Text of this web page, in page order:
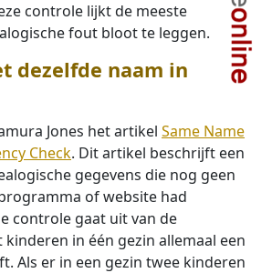
controle lijkt de meeste
fout bloot te leggen.
dezelfde naam in
Jones het artikel Same Name
Check. Dit artikel beschrijft een
gegevens die nog geen
of website had
controle gaat uit van de
in één gezin allemaal een
Als er in een gezin twee kinderen